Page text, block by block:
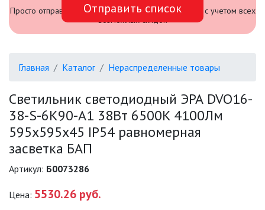
САДОВЫЙ ИНВЕНТАРЬ И
ИНСТРУМЕНТЫ
ОФИСНЫЕ ПОДВЕСНЫЕ
ПРОЖЕКТОРЫ
Просто отправьте его нам и мы посчитаем стоимость с учетом всех
возможных скидок
Отправить список
Главная Каталог Нераспределенные товары
Светильник светодиодный ЭРА DVO16-
38-S-6K90-A1 38Вт 6500K 4100Лм
595х595х45 IP54 равномерная
засветка БАП
Артикул: Б0073286
Цена: 5530.26 руб.